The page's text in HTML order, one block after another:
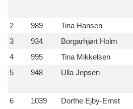
2 989 Tina Hansen
3
934 Borgarhjørt Holm
4
995 Tina Mikkelsen
5
948 Ulla Jepsen
6 1039 Dorthe Ejby-Ernst